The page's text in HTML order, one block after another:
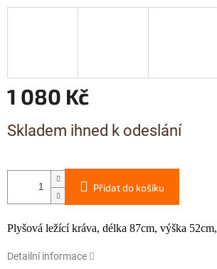
1 080 Kč
cena:
Skladem ihned k odeslání
Přidat do košíku
Plyšová ležící kráva, délka 87cm, výška 52cm,
Detailní informace